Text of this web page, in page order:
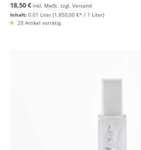
Inhalt: 0.01 Liter (1.850,00 €* / 1 Liter)
18,50 € inkl. MwSt. zzgl. Versand
20 Artikel vorrätig